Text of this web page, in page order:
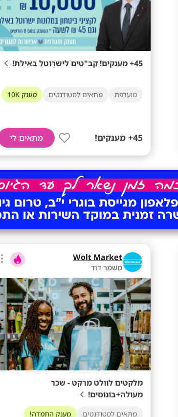
45+ מענקים! קב"טים לישרוטל באילת!
מועדפת מתאים לסטודנטים מענק 10K
45+ מענקים! מתאים לי
Wolt Market
משמר דוד
מלקטים לוולט מרקט - שכר
מעולה+בונוסים!
מתאים לסטודנטים מענק התמדה!